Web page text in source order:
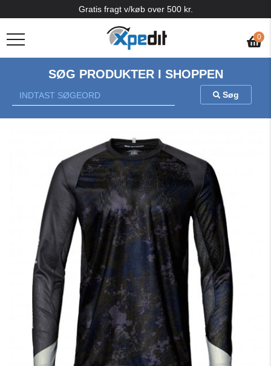
0
Gratis fragt v/køb over 500 kr.
SØG PRODUKTER I SHOPPEN
Søg
Previous